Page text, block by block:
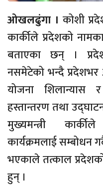
ओखलढुंगा । कोशी
कार्कीले प्रदेशको
बताएका छन् ।
नसमेटेको भन्दै
योजना शिलान्यास
हस्तान्तरण तथा
मुख्यमन्त्री
कार्यक्रमलाई सम्बोधन
भएकाले तत्काल
हुन् ।